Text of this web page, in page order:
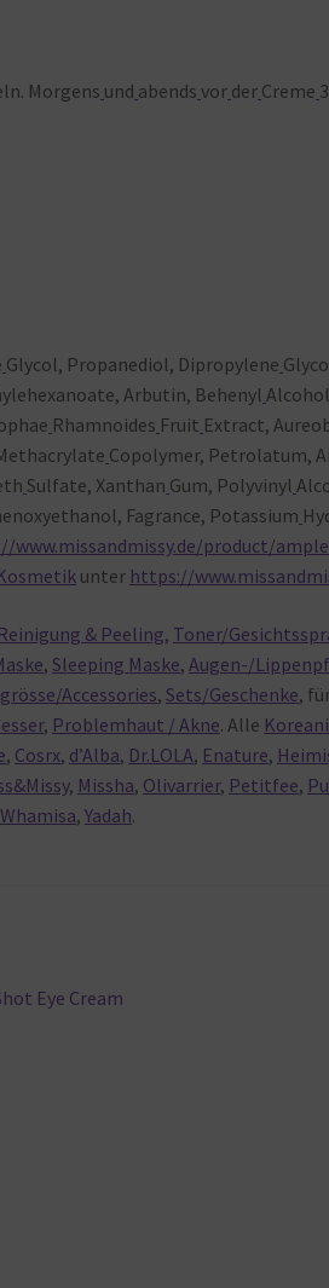
Morgens und abends vor der Creme
Glycol, Propanediol, Dipropylene
Arbutin, Behenyl
Rhamnoides Fruit Extract,
Copolymer, Petrolatum,
Sulfate, Xanthan Gum, Polyvinyl
Fagrance, Potassium
www.missandmissy.de/product/
unter https://
Reinigung & Peeling, Toner/
,Sleeping Maske,Augen-/
Accessories,Sets/Geschenke,
, Problemhaut / Akne. Alle
, Cosrx, d’Alba, Dr.LOLA, Enature,
, Missha, Olivarrier, Petitfee,
Whamisa,Yadah.
Eye Cream